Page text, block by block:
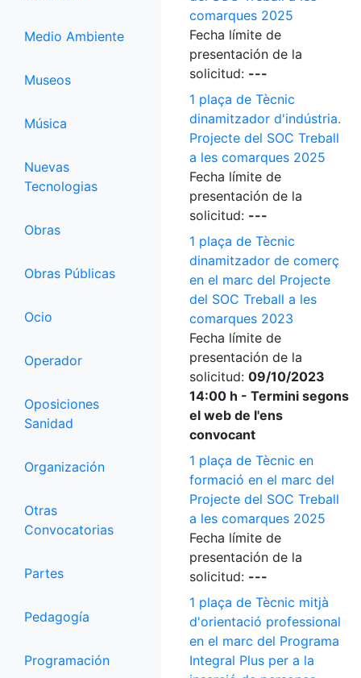
Medio Ambiente
Museos
Música
Nuevas
Tecnologias
Obras
Obras Públicas
Ocio
Operador
Oposiciones
Sanidad
Organización
Otras
Convocatorias
Partes
Pedagogía
Programación
comarques 2025
Fecha límite de
presentación de la
solicitud: ---
1 plaça de Tècnic
dinamitzador d'indústria.
Projecte del SOC Treball
a les comarques 2025
Fecha límite de
presentación de la
solicitud: ---
1 plaça de Tècnic
dinamitzador de comerç
en el marc del Projecte
del SOC Treball a les
comarques 2023
Fecha límite de
presentación de la
solicitud: 09/10/2023
14:00 h - Termini segons
el web de l'ens
convocant
1 plaça de Tècnic en
formació en el marc del
Projecte del SOC Treball
a les comarques 2025
Fecha límite de
presentación de la
solicitud: ---
1 plaça de Tècnic mitjà
d'orientació professional
en el marc del Programa
Integral Plus per a la